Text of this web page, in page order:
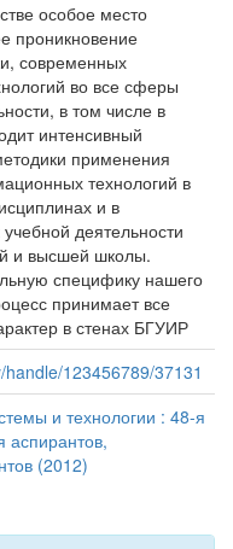
особое место
проникновение
современных
во все сферы
в том числе в
интенсивный
применения
технологий в
и в
деятельности
и высшей школы.
специфику нашего
принимает все
в стенах БГУИР
123456789/37131
и технологии : 48-я
аспирантов,
(2012)